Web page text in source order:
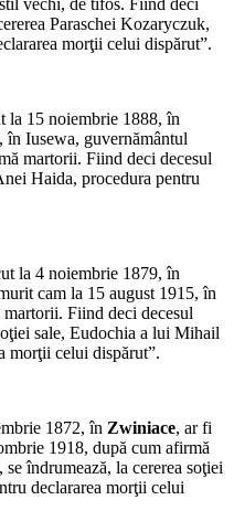
vechi, de tifos. Fiind deci
Paraschei Kozaryczuk,
morţii celui dispărut”.
la 15 noiembrie 1888, în
Iusewa, guvernământul
martorii. Fiind deci decesul
Haida, procedura pentru
la 4 noiembrie 1879, în
cam la 15 august 1915, în
Fiind deci decesul
sale, Eudochia a lui Mihail
morţii celui dispărut”.
1872, în Zwiniace, ar fi
1918, după cum afirmă
îndrumează, la cererea soţiei
declararea morţii celui